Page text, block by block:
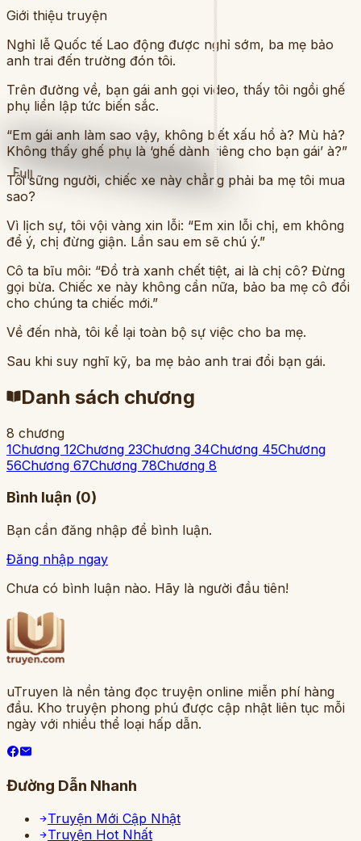
Full
Giới thiệu truyện
Nghỉ lễ Quốc tế Lao động được nghỉ sớm, ba mẹ bảo
anh trai đến trường đón tôi.
Trên đường về, bạn gái anh gọi video, thấy tôi ngồi ghế
phụ liền lập tức biến sắc.
“Em gái anh làm sao vậy, không biết xấu hổ à? Mù hả?
Không thấy ghế phụ là ‘ghế dành riêng cho bạn gái’ à?”
Tôi sững người, chiếc xe này chẳng phải ba mẹ tôi mua
sao?
Vì lịch sự, tôi vội vàng xin lỗi: “Em xin lỗi chị, em không
để ý, chị đừng giận. Lần sau em sẽ chú ý.”
Cô ta bĩu môi: “Đồ trà xanh chết tiệt, ai là chị cô? Đừng
gọi bừa. Chiếc xe này không cần nữa, bảo ba mẹ cô đổi
cho chúng ta chiếc mới.”
Về đến nhà, tôi kể lại toàn bộ sự việc cho ba mẹ.
Sau khi suy nghĩ kỹ, ba mẹ bảo anh trai đổi bạn gái.
Danh sách chương
8 chương
1Chương 12Chương 23Chương 34Chương 45Chương
56Chương 67Chương 78Chương 8
Bình luận (0)
Bạn cần đăng nhập để bình luận.
Đăng nhập ngay
Chưa có bình luận nào. Hãy là người đầu tiên!
uTruyen là nền tảng đọc truyện online miễn phí hàng
đầu. Kho truyện phong phú được cập nhật liên tục mỗi
ngày với nhiều thể loại hấp dẫn.
Đường Dẫn Nhanh
Truyện Mới Cập Nhật
Truyện Hot Nhất